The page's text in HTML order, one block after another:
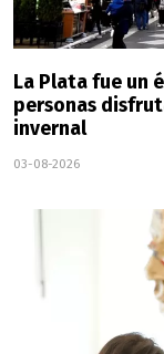
La Plata fue un
personas
invernal
03-08-2026